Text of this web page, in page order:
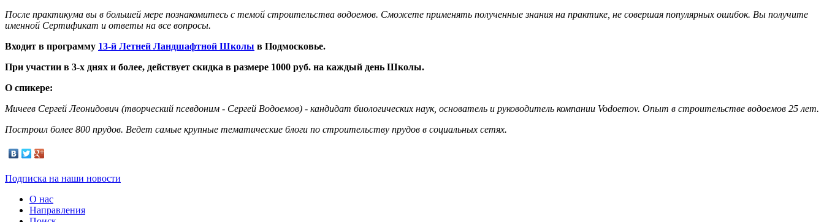
После практикума вы в большей мере познакомитесь с темой строительства водоемов. Сможете применять полученные знания на практике, не совершая популярных ошибок. Вы получите
именной Сертификат и ответы на все вопросы.
Входит в программу 13-й Летней Ландшафтной Школы в Подмосковье.
При участии в 3-х днях и более, действует скидка в размере 1000 руб. на каждый день Школы.
О спикере:
Мичеев Сергей Леонидович (творческий псевдоним - Сергей Водоемов) - кандидат биологических наук, основатель и руководитель компании Vodoemov. Опыт в строительстве водоемов 25 лет.
Построил более 800 прудов. Ведет самые крупные тематические блоги по строительству прудов в социальных сетях.
Подписка на наши новости
О нас
Направления